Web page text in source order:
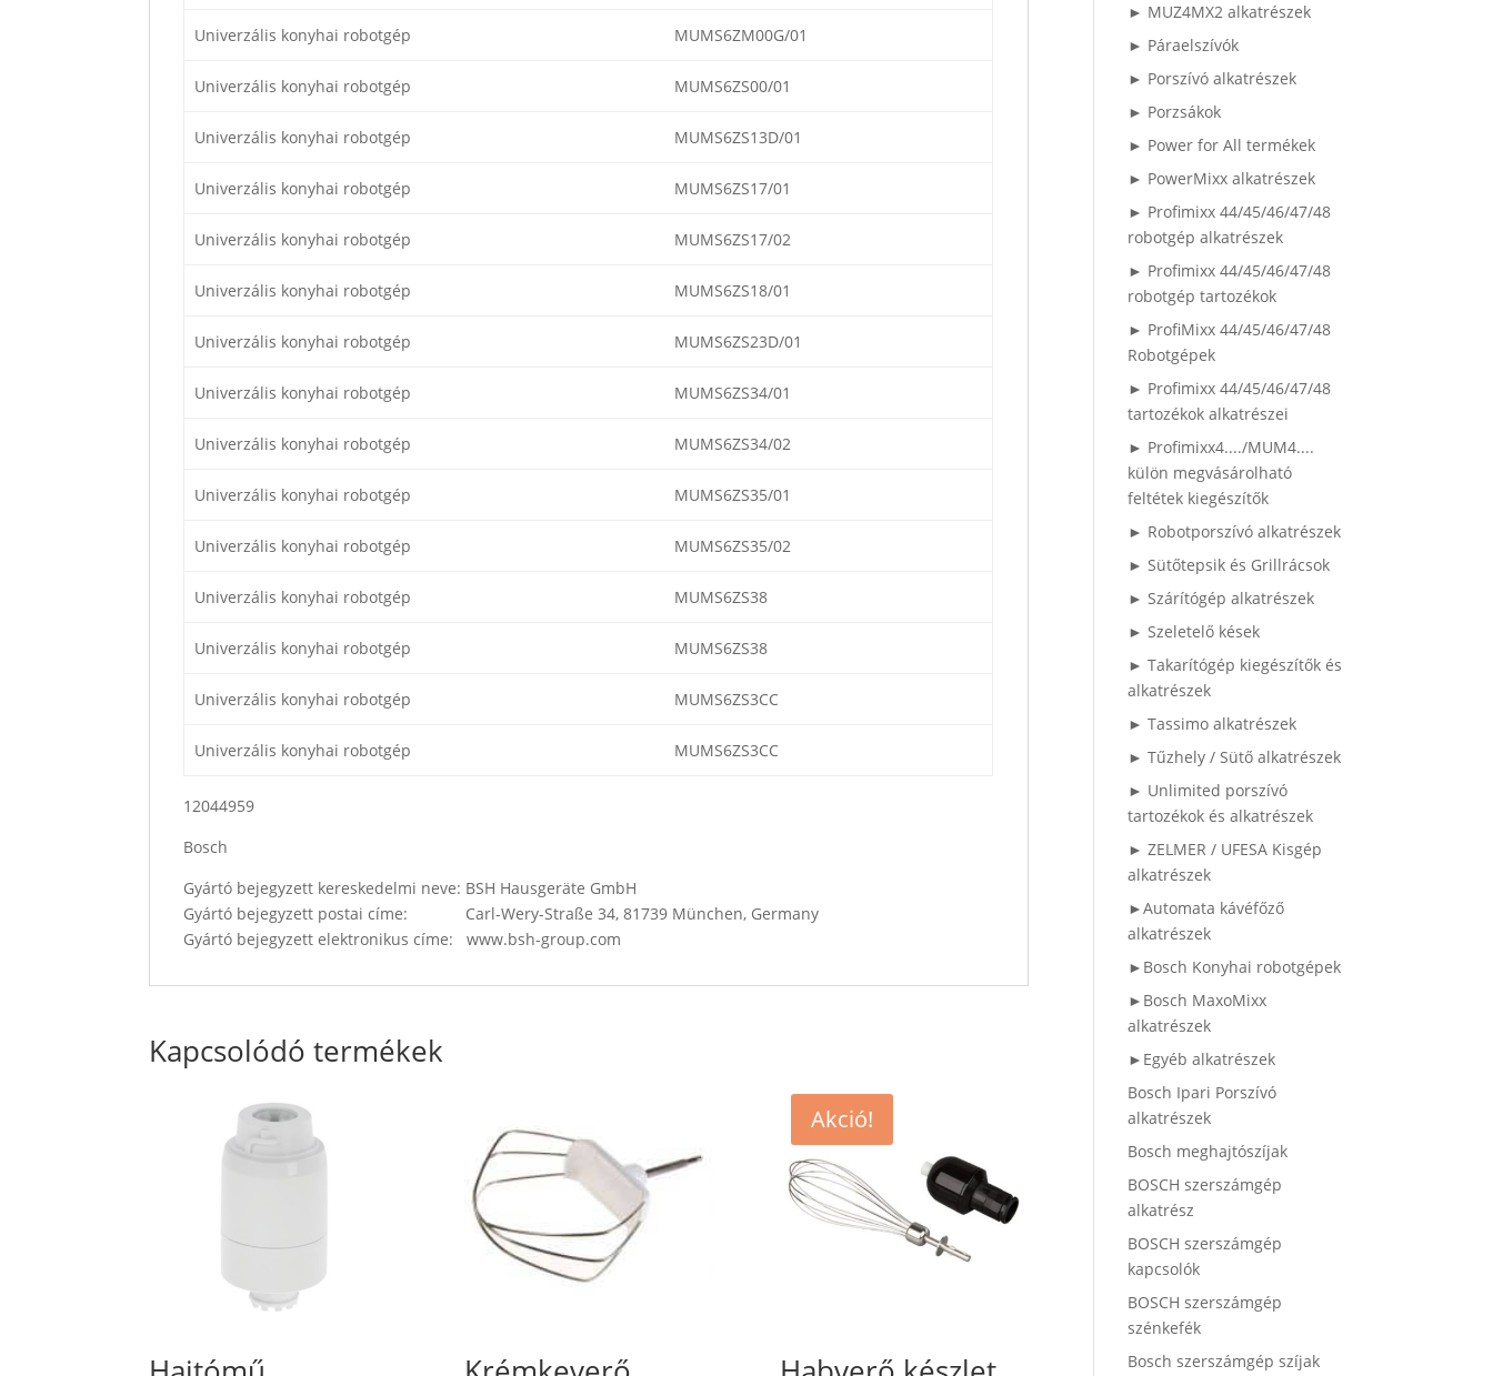
Univerzális konyhai robotgép MUMS6ZM00G/01
Univerzális konyhai robotgép MUMS6ZS00/01
Univerzális konyhai robotgép MUMS6ZS13D/01
Univerzális konyhai robotgép MUMS6ZS17/01
Univerzális konyhai robotgép MUMS6ZS17/02
Univerzális konyhai robotgép MUMS6ZS18/01
Univerzális konyhai robotgép MUMS6ZS23D/01
Univerzális konyhai robotgép MUMS6ZS34/01
Univerzális konyhai robotgép MUMS6ZS34/02
Univerzális konyhai robotgép MUMS6ZS35/01
Univerzális konyhai robotgép MUMS6ZS35/02
Univerzális konyhai robotgép MUMS6ZS38
Univerzális konyhai robotgép MUMS6ZS38
Univerzális konyhai robotgép MUMS6ZS3CC
Univerzális konyhai robotgép MUMS6ZS3CC
12044959
Bosch
Gyártó bejegyzett kereskedelmi neve: BSH Hausgeräte GmbH
Gyártó bejegyzett postai címe: Carl-Wery-Straße 34, 81739 München, Germany
Gyártó bejegyzett elektronikus címe: www.bsh-group.com
Kapcsolódó termékek
Akció!
► MUZ4MX2 alkatrészek
► Páraelszívók
► Porszívó alkatrészek
► Porzsákok
► Power for All termékek
► PowerMixx alkatrészek
► Profimixx 44/45/46/47/48
robotgép alkatrészek
► Profimixx 44/45/46/47/48
robotgép tartozékok
► ProfiMixx 44/45/46/47/48
Robotgépek
► Profimixx 44/45/46/47/48
tartozékok alkatrészei
► Profimixx4..../MUM4....
külön megvásárolható
feltétek kiegészítők
► Robotporszívó alkatrészek
► Sütőtepsik és Grillrácsok
► Szárítógép alkatrészek
► Szeletelő kések
► Takarítógép kiegészítők és
alkatrészek
► Tassimo alkatrészek
► Tűzhely / Sütő alkatrészek
► Unlimited porszívó
tartozékok és alkatrészek
► ZELMER / UFESA Kisgép
alkatrészek
►Automata kávéfőző
alkatrészek
►Bosch Konyhai robotgépek
►Bosch MaxoMixx
alkatrészek
►Egyéb alkatrészek
Bosch Ipari Porszívó
alkatrészek
Bosch meghajtószíjak
BOSCH szerszámgép
alkatrész
BOSCH szerszámgép
kapcsolók
BOSCH szerszámgép
szénkefék
Bosch szerszámgép szíjak